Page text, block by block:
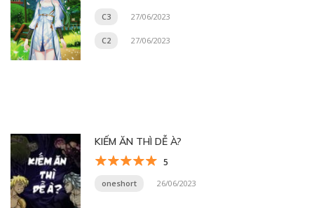
C3 27/06/2023
C2 27/06/2023
KIẾM ĂN THÌ DỄ À?
5
oneshort 26/06/2023